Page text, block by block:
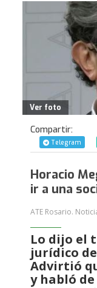
Ver foto
Compartir:
Telegram
Horacio
ir a una
ATE Rosario.
Lo dijo el
jurídico
Advirtió
y habló